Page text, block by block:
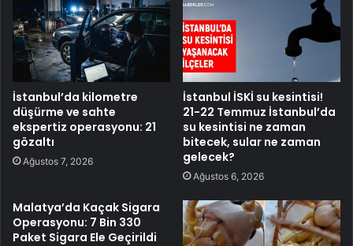
İstanbul’da kilometre
düşürme ve sahte
ekspertiz operasyonu: 21
gözaltı
Ağustos 7, 2026
İstanbul İSKİ su kesintisi!
21-22 Temmuz İstanbul’da
su kesintisi ne zaman
bitecek, sular ne zaman
gelecek?
Ağustos 6, 2026
Malatya’da Kaçak Sigara
Operasyonu: 7 Bin 330
Paket Sigara Ele Geçirildi